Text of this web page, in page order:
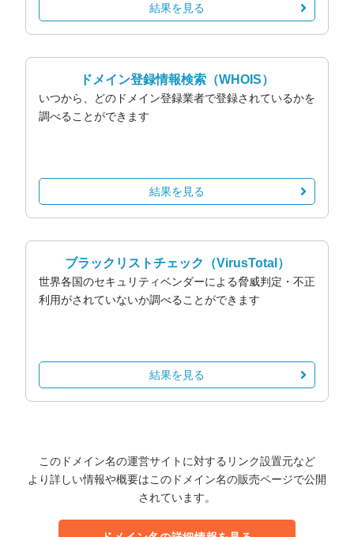
結果を見る
ドメイン登録情報検索 （WHOIS）
いつから、どのドメイン登録業者で登録されているかを
調べることができます
結果を見る
ブラックリストチェック （VirusTotal）
世界各国のセキュリティベンダーによる脅威判定・不正
利用がされていないか調べることができます
結果を見る
このドメイン名の運営サイトに対するリンク設置元など
より詳しい情報や概要はこのドメイン名の販売ページで公開
されています。